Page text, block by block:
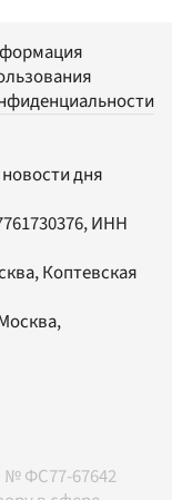
дня
ИНН
Коптевская
,
№ ФС77-67642